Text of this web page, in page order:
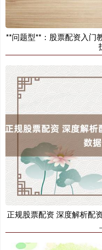
**问题型**：股票配资入门
正规股票配资 深度解析配